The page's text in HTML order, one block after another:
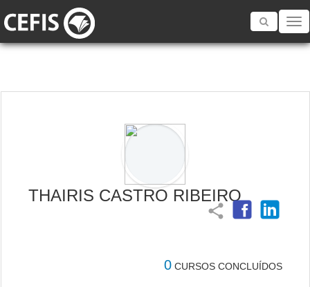
Toggle
THAIRIS CASTRO RIBEIRO
share
0 CURSOS CONCLUÍDOS